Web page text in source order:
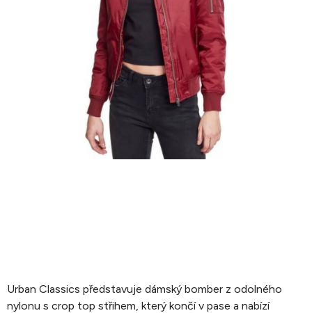
Urban Classics představuje dámský bomber z odolného
nylonu s crop top střihem, který končí v pase a nabízí